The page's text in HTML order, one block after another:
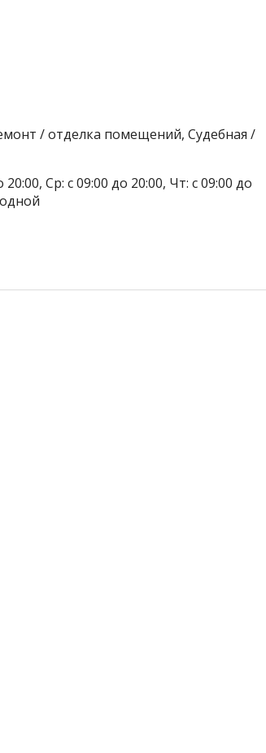
/ отделка помещений, Судебная /
Ср: с 09:00 до 20:00, Чт: с 09:00 до